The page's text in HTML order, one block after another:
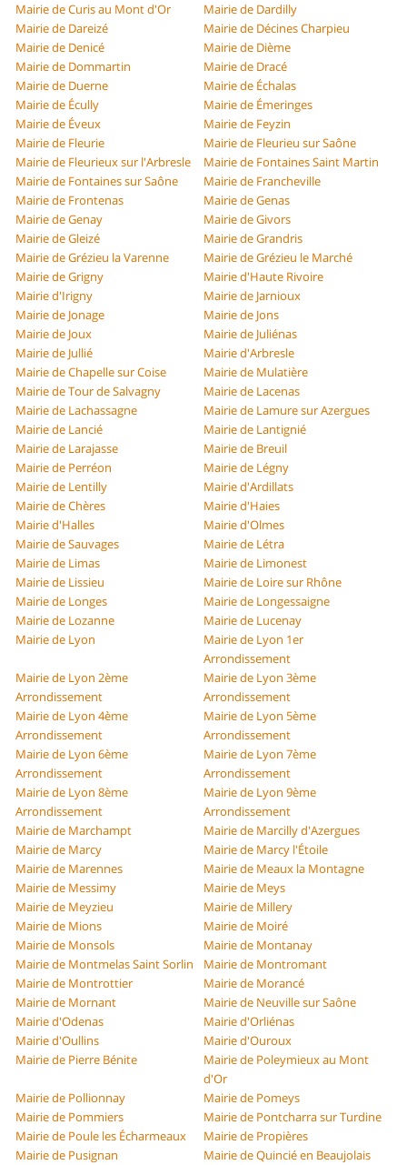
Mairie de Curis au Mont d'Or
Mairie de Dardilly
Mairie de Dareizé
Mairie de Décines Charpieu
Mairie de Denicé
Mairie de Dième
Mairie de Dommartin
Mairie de Dracé
Mairie de Duerne
Mairie de Échalas
Mairie de Écully
Mairie de Émeringes
Mairie de Éveux
Mairie de Feyzin
Mairie de Fleurie
Mairie de Fleurieu sur Saône
Mairie de Fleurieux sur l'Arbresle
Mairie de Fontaines Saint Martin
Mairie de Fontaines sur Saône
Mairie de Francheville
Mairie de Frontenas
Mairie de Genas
Mairie de Genay
Mairie de Givors
Mairie de Gleizé
Mairie de Grandris
Mairie de Grézieu la Varenne
Mairie de Grézieu le Marché
Mairie de Grigny
Mairie d'Haute Rivoire
Mairie d'Irigny
Mairie de Jarnioux
Mairie de Jonage
Mairie de Jons
Mairie de Joux
Mairie de Juliénas
Mairie de Jullié
Mairie d'Arbresle
Mairie de Chapelle sur Coise
Mairie de Mulatière
Mairie de Tour de Salvagny
Mairie de Lacenas
Mairie de Lachassagne
Mairie de Lamure sur Azergues
Mairie de Lancié
Mairie de Lantignié
Mairie de Larajasse
Mairie de Breuil
Mairie de Perréon
Mairie de Légny
Mairie de Lentilly
Mairie d'Ardillats
Mairie de Chères
Mairie d'Haies
Mairie d'Halles
Mairie d'Olmes
Mairie de Sauvages
Mairie de Létra
Mairie de Limas
Mairie de Limonest
Mairie de Lissieu
Mairie de Loire sur Rhône
Mairie de Longes
Mairie de Longessaigne
Mairie de Lozanne
Mairie de Lucenay
Mairie de Lyon
Mairie de Lyon 1er
Arrondissement
Mairie de Lyon 2ème
Arrondissement
Mairie de Lyon 3ème
Arrondissement
Mairie de Lyon 4ème
Arrondissement
Mairie de Lyon 5ème
Arrondissement
Mairie de Lyon 6ème
Arrondissement
Mairie de Lyon 7ème
Arrondissement
Mairie de Lyon 8ème
Arrondissement
Mairie de Lyon 9ème
Arrondissement
Mairie de Marchampt
Mairie de Marcilly d'Azergues
Mairie de Marcy
Mairie de Marcy l'Étoile
Mairie de Marennes
Mairie de Meaux la Montagne
Mairie de Messimy
Mairie de Meys
Mairie de Meyzieu
Mairie de Millery
Mairie de Mions
Mairie de Moiré
Mairie de Monsols
Mairie de Montanay
Mairie de Montmelas Saint Sorlin
Mairie de Montromant
Mairie de Montrottier
Mairie de Morancé
Mairie de Mornant
Mairie de Neuville sur Saône
Mairie d'Odenas
Mairie d'Orliénas
Mairie d'Oullins
Mairie d'Ouroux
Mairie de Pierre Bénite
Mairie de Poleymieux au Mont
d'Or
Mairie de Pollionnay
Mairie de Pomeys
Mairie de Pommiers
Mairie de Pontcharra sur Turdine
Mairie de Poule les Écharmeaux
Mairie de Propières
Mairie de Pusignan
Mairie de Quincié en Beaujolais